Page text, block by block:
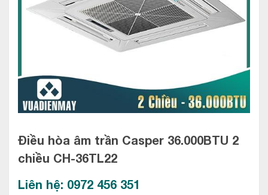
Điều hòa âm trần Casper 36.000BTU 2
chiều CH-36TL22
Liên hệ: 0972 456 351